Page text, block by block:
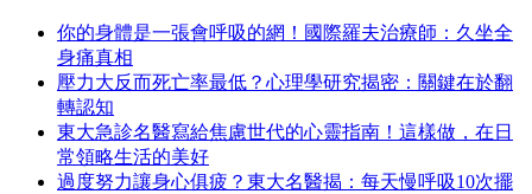
你的身體是一張會呼吸的網！國際羅夫治療師：久坐全
身痛真相
壓力大反而死亡率最低？心理學研究揭密：關鍵在於翻
轉認知
東大急診名醫寫給焦慮世代的心靈指南！這樣做，在日
常領略生活的美好
過度努力讓身心俱疲？東大名醫揭：每天慢呼吸10次擺